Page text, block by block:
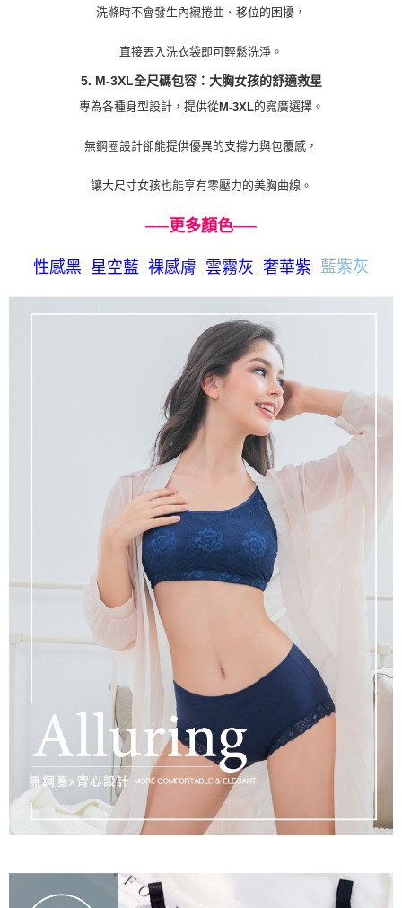
洗滌時不會發生內襯捲曲、移位的困擾，
直接丟入洗衣袋即可輕鬆洗淨。
5. M-3XL全尺碼包容：大胸女孩的舒適救星
專為各種身型設計，提供從M-3XL的寬廣選擇。
無鋼圈設計卻能提供優異的支撐力與包覆感，
讓大尺寸女孩也能享有零壓力的美胸曲線。
──更多顏色──
性感黑 星空藍 裸感膚 雲霧灰 奢華紫 藍紫灰